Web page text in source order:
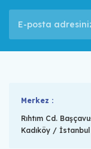
Merkez :
Rıhtım Cd.
Kadıköy / İstanbul